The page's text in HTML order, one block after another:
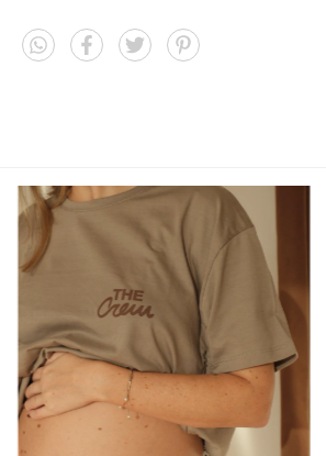
Shipping Methods